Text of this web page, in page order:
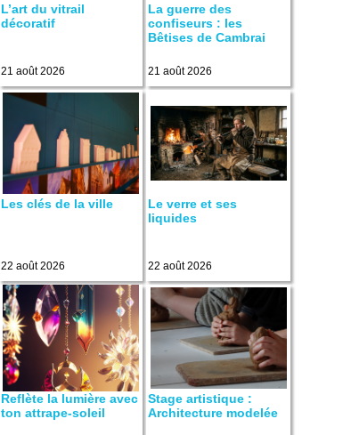
L’art du vitrail
décoratif
21 août 2026
La guerre des
confiseurs : les
Bêtises de Cambrai
21 août 2026
Les clés de la ville
22 août 2026
Le verre et ses
liquides
22 août 2026
Reflète la lumière avec
ton attrape-soleil
Stage artistique :
Architecture modelée